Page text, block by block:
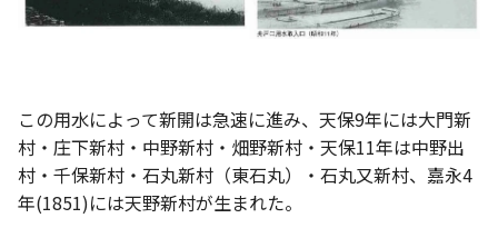
この用水によって新開は急速に進み、天保9年には大門新
村・庄下新村・中野新村・畑野新村・天保11年は中野出
村・千保新村・石丸新村（東石丸）・石丸又新村、嘉永4
年(1851)には天野新村が生まれた。